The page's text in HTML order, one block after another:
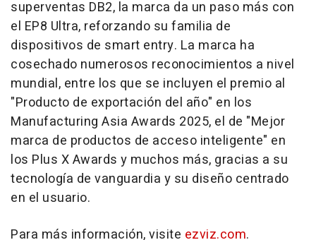
superventas DB2, la marca da un paso más con
el EP8 Ultra, reforzando su familia de
dispositivos de smart entry. La marca ha
cosechado numerosos reconocimientos a nivel
mundial, entre los que se incluyen el premio al
"Producto de exportación del año" en los
Manufacturing Asia Awards 2025, el de "Mejor
marca de productos de acceso inteligente" en
los Plus X Awards y muchos más, gracias a su
tecnología de vanguardia y su diseño centrado
en el usuario.
Para más información, visite ezviz.com.